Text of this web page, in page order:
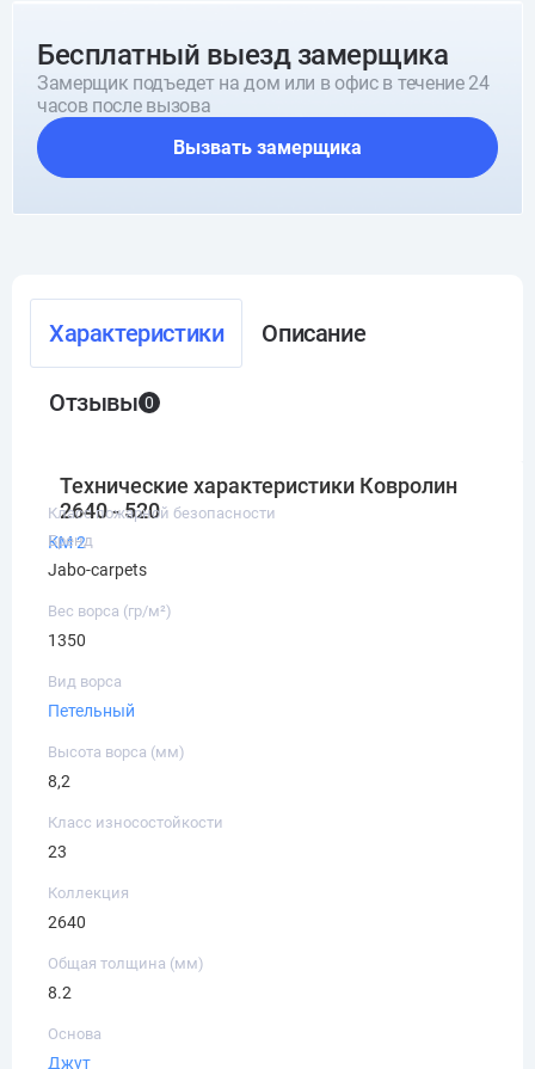
Бесплатный выезд замерщика
Замерщик подъедет на дом или в офис в течение 24
часов после вызова
Вызвать замерщика
Характеристики Описание
Отзывы 0
Технические характеристики Ковролин
2640 - 520
Класс пожарной безопасности
КМ 2
Бренд
Jabo-carpets
Вес ворса (гр/м²)
1350
Вид ворса
Петельный
Высота ворса (мм)
8,2
Класс износостойкости
23
Коллекция
2640
Общая толщина (мм)
8.2
Основа
Джут